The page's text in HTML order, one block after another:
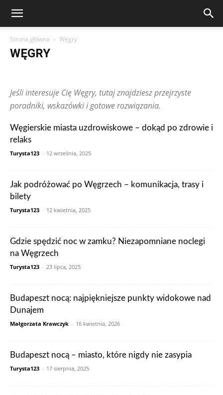
Strona główna Węgry
WĘGRY
Francja
Grecja Gwatemala Hiszpania Holandia
Hongkong
Indie
Indonezja Irlandia Japonia Kanada
Niemcy
Norwegia Nowa Zelandia Polska
Portugalia
Rosja
RPA Rumunia Singapur
Stany Zjednoczone
Szwajcaria
Węgry
Wielka Brytania Wietnam
Jeśli interesuje Cię Węgry, tutaj znajdziesz przejrzyste
poradniki, wskazówki i gotowe rozwiązania.
Węgierskie miasta uzdrowiskowe – dokąd po zdrowie i
relaks
Turysta123 - 12 września, 2025
Jak podróżować po Węgrzech – komunikacja, trasy i
bilety
Turysta123 - 12 kwietnia, 2025
Gdzie spędzić noc w zamku? Niezapomniane noclegi
na Węgrzech
Turysta123 - 23 lipca, 2025
Budapeszt nocą: najpiękniejsze punkty widokowe nad
Dunajem
Małgorzata Krawczyk - 16 kwietnia, 2026
Budapeszt nocą – miasto, które nigdy nie zasypia
Turysta123 - 17 sierpnia, 2025